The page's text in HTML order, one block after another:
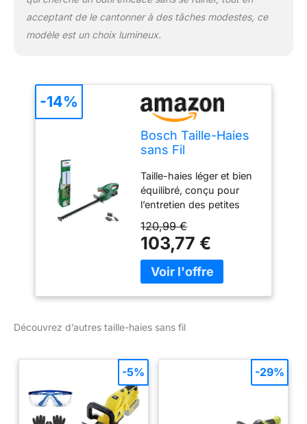
acceptant de le cantonner à des tâches modestes, ce
modèle est un choix lumineux.
Bosch Taille-Haies
sans Fil
45
Taille-haies léger et bien
équilibré, conçu pour
l’entretien des petites
pour des coupes rapides
et propres partout dans
le jardin Système anti-
blocage Bosch pour
BATTERIE, 10+
OUTILS. Livré avec :
EasyHedgeCut 18-45, 1x
120,99 €
103,77 €
-14%
Découvrez d’autres taille-haies sans fil
-5% -29%